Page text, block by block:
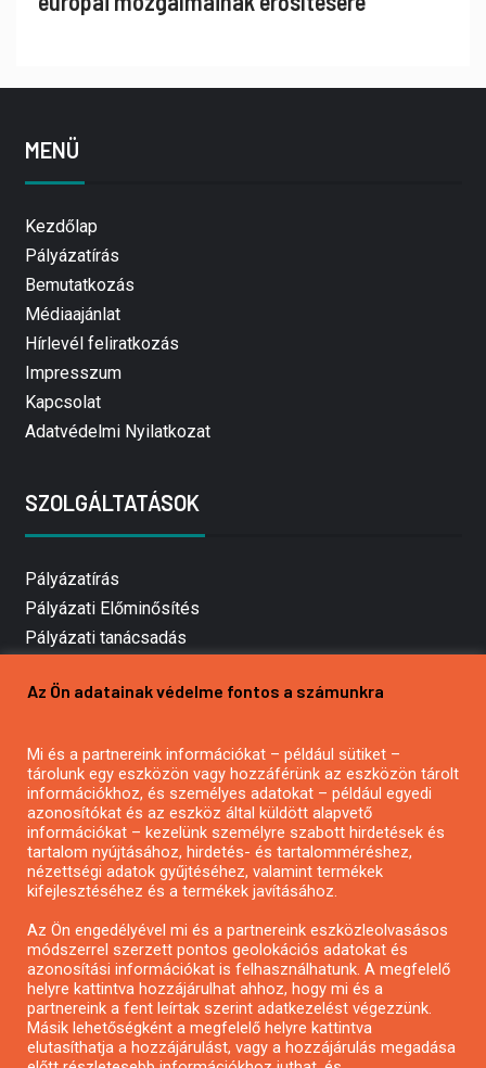
MENÜ
Kezdőlap
Pályázatírás
Bemutatkozás
Médiaajánlat
Hírlevél feliratkozás
Impresszum
Kapcsolat
Adatvédelmi Nyilatkozat
SZOLGÁLTATÁSOK
Pályázatírás
Pályázati Előminősítés
Pályázati tanácsadás
Mezőgazdasági pályázatírás
Pályázatírás civil szervezeteknek
Pályázatírás önkormányzatoknak
Pályázatfigyelés
Specifikus pályázatfigyelés vagy hírlevél
Pályázatok magánszemélyeknek
Pályázatok civil szervezeteknek
Pályázatok vállalkozásoknak
Az Ön adatainak védelme fontos a számunkra
Mi és a partnereink információkat – például sütiket –
tárolunk egy eszközön vagy hozzáférünk az eszközön tárolt
információkhoz, és személyes adatokat – például egyedi
azonosítókat és az eszköz által küldött alapvető
információkat – kezelünk személyre szabott hirdetések és
tartalom nyújtásához, hirdetés- és tartalomméréshez,
nézettségi adatok gyűjtéséhez, valamint termékek
kifejlesztéséhez és a termékek javításához.
Az Ön engedélyével mi és a partnereink eszközleolvasásos
módszerrel szerzett pontos geolokációs adatokat és
azonosítási információkat is felhasználhatunk. A megfelelő
helyre kattintva hozzájárulhat ahhoz, hogy mi és a
partnereink a fent leírtak szerint adatkezelést végezzünk.
Másik lehetőségként a megfelelő helyre kattintva
elutasíthatja a hozzájárulást, vagy a hozzájárulás megadása